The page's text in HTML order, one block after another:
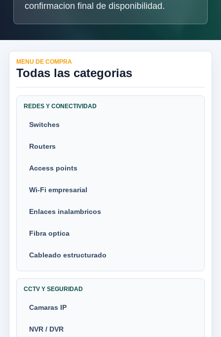
confirmacion final de disponibilidad.
MENU DE COMPRA
Todas las categorias
REDES Y CONECTIVIDAD
Switches
Routers
Access points
Wi-Fi empresarial
Enlaces inalambricos
Fibra optica
Cableado estructurado
CCTV Y SEGURIDAD
Camaras IP
NVR / DVR